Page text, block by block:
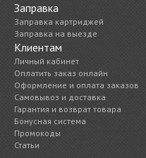
Заправка
Заправка картриджей
Заправка на выезде
Клиентам
Личный кабинет
Оплатить заказ онлайн
Оформление и оплата заказов
Самовывоз и доставка
Гарантия и возврат товара
Бонусная система
Промокоды
Статьи